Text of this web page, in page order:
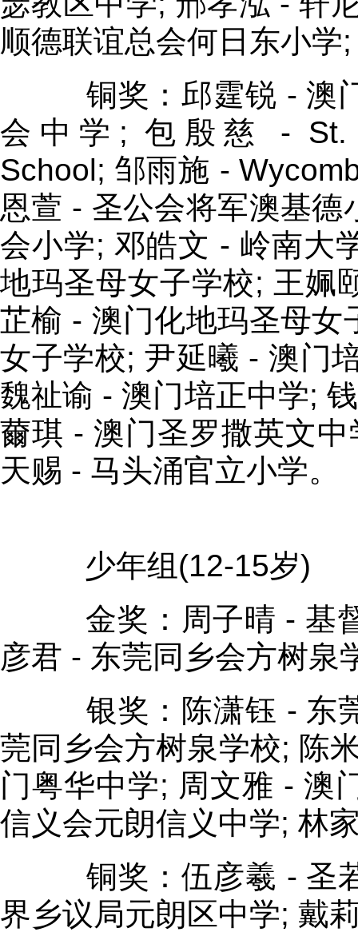
顺德联谊总会何日东小
铜奖：邱霆锐 - 澳门
会中学; 包殷慈 - St.
School; 邹雨施 -
恩萱 - 圣公会将军澳基
会小学; 邓皓文 - 岭南大
地玛圣母女子学校; 王姵
芷榆 - 澳门化地玛圣母
女子学校; 尹延曦 - 澳门
魏祉谕 - 澳门培正中学;
薾琪 - 澳门圣罗撒英文
天赐 - 马头涌官立小学。
少年组(12-15岁)
金奖：周子晴 - 基督
彦君 - 东莞同乡会方树泉
银奖：陈潇钰 - 东莞
莞同乡会方树泉学校; 陈
门粤华中学; 周文雅 - 澳
信义会元朗信义中学; 林
铜奖：伍彦羲 - 圣若
界乡议局元朗区中学; 戴